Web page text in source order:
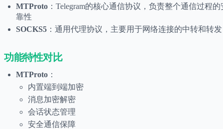
MTProto ：Telegram的核心通信协议，负责整个通信过程
靠性
SOCKS5 ：通用代理协议，主要用于网络连接的中转和转发
功能特性对比
MTProto ：
内置端到端加密
消息加密解密
会话状态管理
安全通信保障